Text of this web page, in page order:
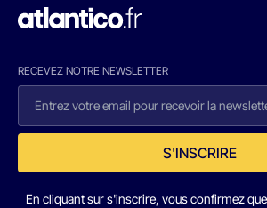
RECEVEZ NOTRE NEWSLETTER
S'INSCRIRE
En cliquant sur s'inscrire, vous confirmez